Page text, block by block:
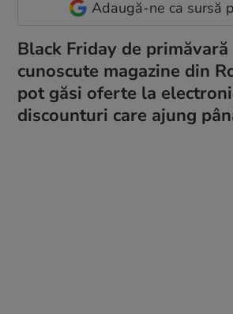
Adaugă-ne ca sursă
Black Friday de
cunoscute magazine din
pot găsi oferte la
discounturi care ajung